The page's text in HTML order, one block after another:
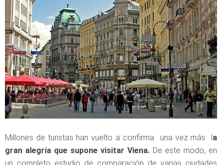
Millones de turistas han vuelto a confirma una vez más l a
gran alegría que supone visitar Viena. De este modo, en